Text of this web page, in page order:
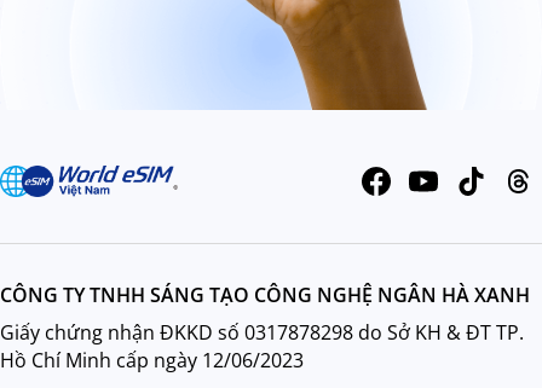
CÔNG TY TNHH SÁNG TẠO CÔNG NGHỆ NGÂN HÀ XANH
Giấy chứng nhận ĐKKD số 0317878298 do Sở KH & ĐT TP.
Hồ Chí Minh cấp ngày 12/06/2023